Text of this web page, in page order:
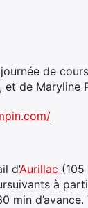
de
de Maryline
d’Aurillac
à
min d’avance.